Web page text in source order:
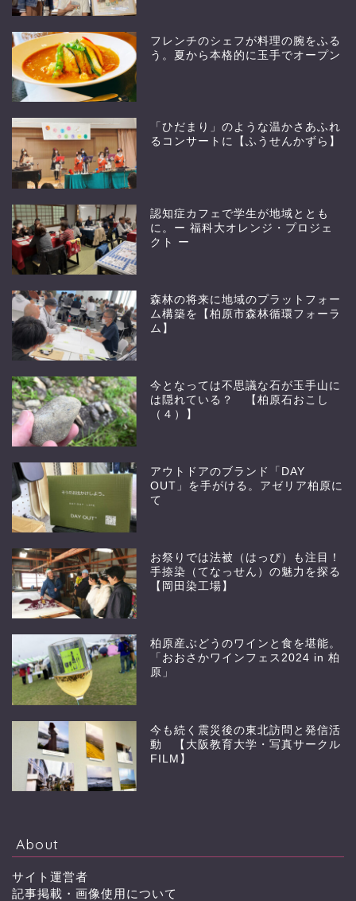
フレンチのシェフが料理の腕をふる
う。夏から本格的に玉手でオープン
「ひだまり」のような温かさあふれ
るコンサートに【ふうせんかずら】
認知症カフェで学生が地域ととも
に。ー 福科大オレンジ・プロジェ
クト ー
森林の将来に地域のプラットフォー
ム構築を【柏原市森林循環フォーラ
ム】
今となっては不思議な石が玉手山に
は隠れている？ 【柏原石おこし
（４）】
アウトドアのブランド「DAY
OUT」を手がける。アゼリア柏原に
て
お祭りでは法被（はっぴ）も注目！
手捺染（てなっせん）の魅力を探る
【岡田染工場】
柏原産ぶどうのワインと食を堪能。
「おおさかワインフェス2024 in 柏
原」
今も続く震災後の東北訪問と発信活
動 【大阪教育大学・写真サークル
FILM】
About
サイト運営者
記事掲載・画像使用について